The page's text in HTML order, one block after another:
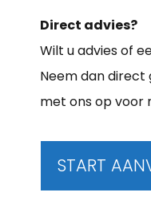
Direct advies?
Wilt u advies of
Neem dan
met ons op voor
START